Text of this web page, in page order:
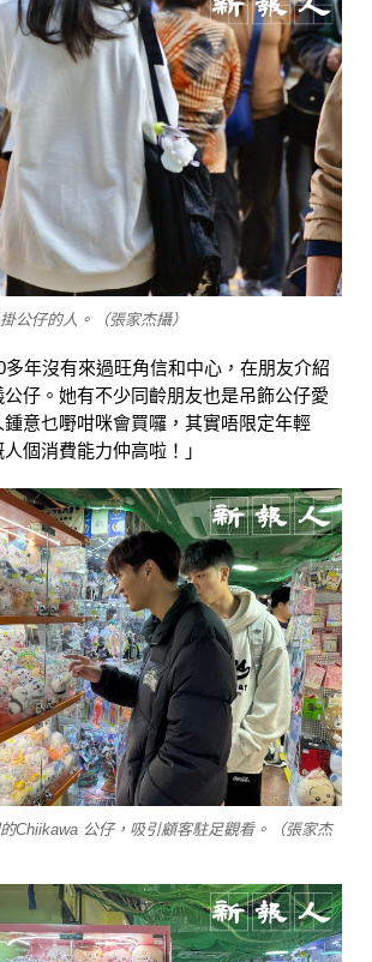
公仔的人。（張家杰攝）
多年沒有來過旺角信和中心，在朋友介紹
仔。她有不少同齡朋友也是吊飾公仔愛
意乜嘢咁咪會買囉，其實唔限定年輕
個消費能力仲高啦！」
Chiikawa 公仔，吸引顧客駐足觀看。（張家杰